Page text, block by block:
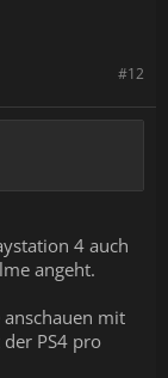
#12
4 auch
angeht.
mit
PS4 pro